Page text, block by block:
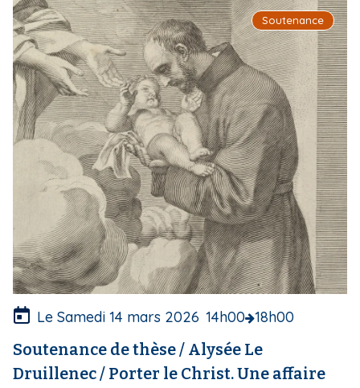
Soutenance
I
m
a
g
e
d
e
c
t
u
r
e
Le Samedi 14 mars 2026 14h00 18h00
Soutenance de thèse / Alysée Le
Druillenec / Porter le Christ. Une affaire